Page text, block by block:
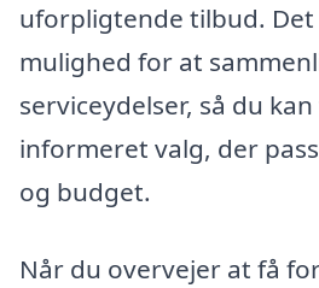
uforpligtende tilbud. Det
mulighed for at
serviceydelser, så du
informeret valg, der
og budget.
Når du overvejer at få